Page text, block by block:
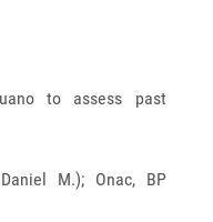
to assess past
M.); Onac, BP